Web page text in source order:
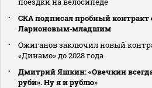
СКА подписал пробный контракт
Ларионовым‑младшим
Ожиганов заключил новый
«Динамо» до 2028 года
Дмитрий Яшкин: «Овечкин
руби». Ну я и рублю»